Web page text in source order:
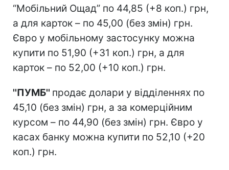
“Мобільний Ощад” по 44,85 (+8 коп.) грн,
а для карток – по 45,00 (без змін) грн.
Євро у мобільному застосунку можна
купити по 51,90 (+31 коп.) грн, а для
карток – по 52,00 (+10 коп.) грн.
''ПУМБ'' продає долари у відділеннях по
45,10 (без змін) грн, а за комерційним
курсом – по 44,90 (без змін) грн. Євро у
касах банку можна купити по 52,10 (+20
коп.) грн.